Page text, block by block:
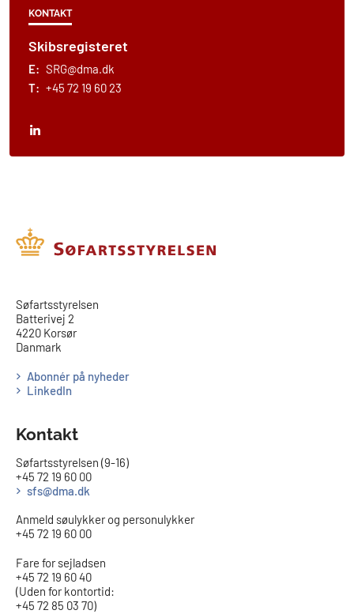
KONTAKT
Skibsregisteret
E: SRG@dma.dk
T: +45 72 19 60 23
​​Søfartsstyrelsen
Batterivej 2
4220 Korsør
Danmark
Abonnér på nyheder
LinkedIn
Kontakt
Søfartsstyrelsen (9-16)
+45 72 19 60 00
sfs@dma.dk
Anmeld søulykker og personulykker
+45 72 19 60 00
Fare for sejladsen
+45 72 19 60 40
(Uden for kontortid:
+45 72 85 03 70)